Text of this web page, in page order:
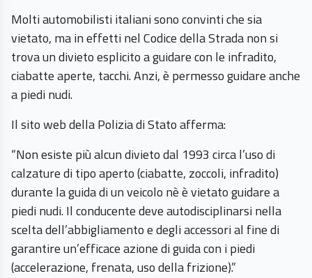
Molti automobilisti italiani sono convinti che sia
vietato, ma in effetti nel Codice della Strada non si
trova un divieto esplicito a guidare con le infradito,
ciabatte aperte, tacchi. Anzi, è permesso guidare anche
a piedi nudi.
Il sito web della Polizia di Stato afferma:
“Non esiste più alcun divieto dal 1993 circa l’uso di
calzature di tipo aperto (ciabatte, zoccoli, infradito)
durante la guida di un veicolo nè è vietato guidare a
piedi nudi. Il conducente deve autodisciplinarsi nella
scelta dell’abbigliamento e degli accessori al fine di
garantire un’efficace azione di guida con i piedi
(accelerazione, frenata, uso della frizione).”